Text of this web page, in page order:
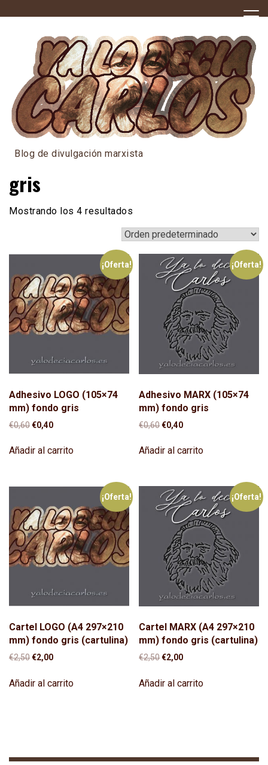
to
Blog de divulgación marxista
gris
Mostrando los 4 resultados
¡Oferta!
Adhesivo LOGO (105×74
mm) fondo gris
€0,60El
original
€0,40El
actual
Añadir al carrito
¡Oferta!
Adhesivo MARX (105×74
mm) fondo gris
€0,60El
original
€0,40El
actual
Añadir al carrito
¡Oferta!
Cartel LOGO (A4 297×210
mm) fondo gris (cartulina)
€2,50El
original
€2,00El
actual
Añadir al carrito
¡Oferta!
Cartel MARX (A4 297×210
mm) fondo gris (cartulina)
€2,50El
original
€2,00El
actual
Añadir al carrito